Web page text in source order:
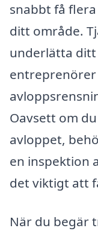
snabbt få
ditt område.
underlätta ditt
entreprenörer
Oavsett om
avloppet,
en inspektion
det viktigt att
När du begär